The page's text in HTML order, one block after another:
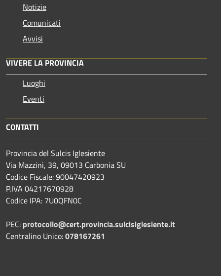
Notizie
Comunicati
Avvisi
VIVERE LA PROVINCIA
Luoghi
Eventi
CONTATTI
Provincia del Sulcis Iglesiente
Via Mazzini, 39, 09013 Carbonia SU
Codice Fiscale: 90047420923
P.IVA 04217670928
Codice IPA: 7U0QFN0C
PEC: protocollo@cert.provincia.sulcisiglesiente.it
Centralino Unico:078167261